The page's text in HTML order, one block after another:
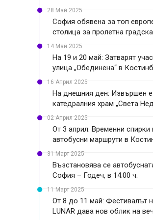
28 Май 2025
София обявена за топ
столица за пролетна
14 Май 2025
На 19 и 20 май: Затварят
улица „Обединена“ в
16 Април 2025
На днешния ден: Извършен е
катедралния храм „Света
02 Април 2025
От 3 април: Временни спирки
автобусни маршрути в
31 Март 2025
Възстановява се
София – Годеч, в 14.00 ч.
11 Март 2025
От 8 до 11 май: Фестивалът
LUNAR дава нов облик на